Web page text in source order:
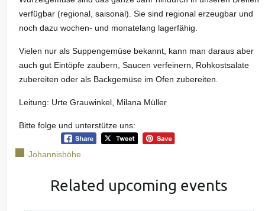
verfügbar (regional, saisonal). Sie sind regional erzeugbar und
noch dazu wochen- und monatelang lagerfähig.
Vielen nur als Suppengemüse bekannt, kann man daraus aber
auch gut Eintöpfe zaubern, Saucen verfeinern, Rohkostsalate
zubereiten oder als Backgemüse im Ofen zubereiten.
Leitung: Urte Grauwinkel, Milana Müller
Bitte folge und unterstütze uns:
Johannishöhe
Related upcoming events